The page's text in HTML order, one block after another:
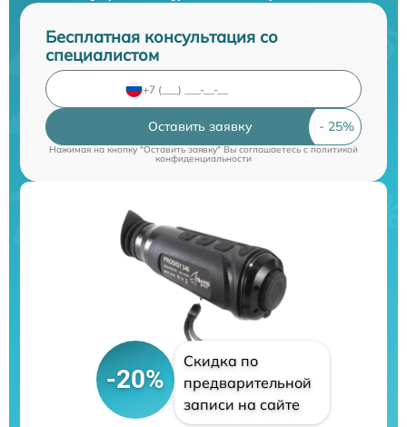
Бесплатная консультация со
специалистом
Оставить заявку
Нажимая на кнопку "Оставить заявку" Вы соглашаетесь cполитикой
конфиденциальности
-20%
Скидка по
предварительной
записи на сайте